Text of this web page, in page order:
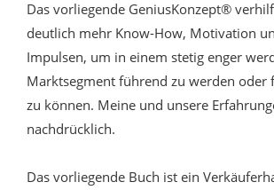
Das vorliegende GeniusKonzept®
deutlich mehr Know-How, Motivation
Impulsen, um in einem stetig enger
Marktsegment führend zu werden oder
zu können. Meine und unsere
nachdrücklich.
Das vorliegende Buch ist ein